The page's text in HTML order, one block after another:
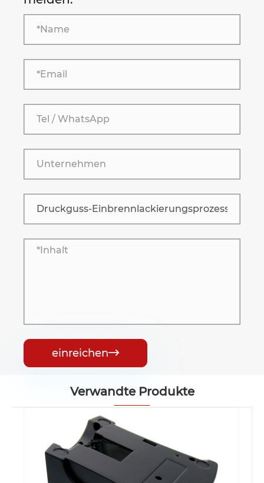
einreichen
Verwandte Produkte